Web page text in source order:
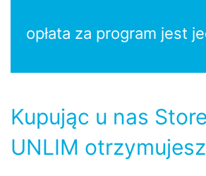
opłata za program jest
Kupując u nas
UNLIM